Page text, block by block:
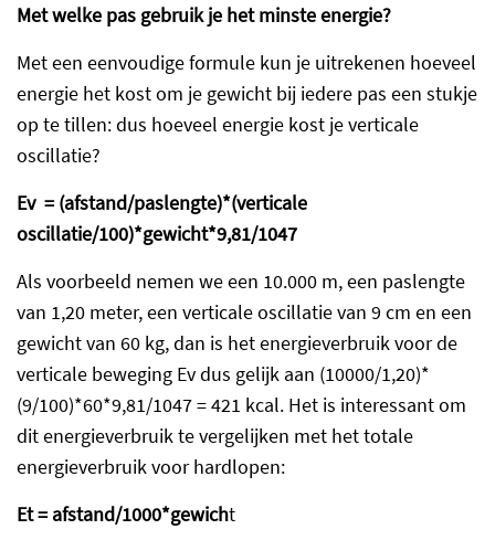
Met welke pas gebruik je het minste energie?
Met een eenvoudige formule kun je uitrekenen hoeveel
energie het kost om je gewicht bij iedere pas een stukje
op te tillen: dus hoeveel energie kost je verticale
oscillatie?
Ev = (afstand/paslengte)*(verticale
oscillatie/100)*gewicht*9,81/1047
Als voorbeeld nemen we een 10.000 m, een paslengte
van 1,20 meter, een verticale oscillatie van 9 cm en een
gewicht van 60 kg, dan is het energieverbruik voor de
verticale beweging Ev dus gelijk aan (10000/1,20)*
(9/100)*60*9,81/1047 = 421 kcal. Het is interessant om
dit energieverbruik te vergelijken met het totale
energieverbruik voor hardlopen:
Et = afstand/1000*gewicht